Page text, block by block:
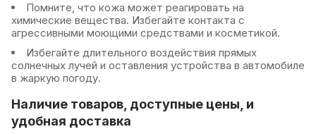
Помните, что кожа может реагировать на
химические вещества. Избегайте контакта с
агрессивными моющими средствами и косметикой.
Избегайте длительного воздействия прямых
солнечных лучей и оставления устройства в автомобиле
в жаркую погоду.
Наличие товаров, доступные цены, и
удобная доставка